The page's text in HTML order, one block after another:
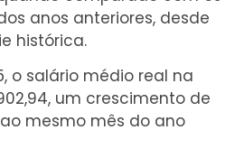
anos anteriores, desde
histórica.
o salário médio real na
um crescimento de
mesmo mês do ano